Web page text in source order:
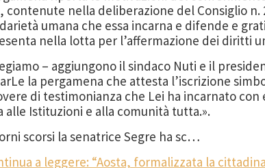
contenute nella deliberazione del Consiglio
umana che essa incarna e difende e
nella lotta per l’affermazione dei diritti
– aggiungono il sindaco Nuti e il
la pergamena che attesta l’iscrizione
di testimonianza che Lei ha incarnato
alle Istituzioni e alla comunità tutta.».
scorsi la senatrice Segre ha sc…
a leggere: “Aosta, formalizzata la